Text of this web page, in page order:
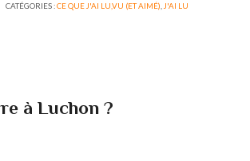
CATÉGORIES :CE QUE J'AI LU,VU (ET AIMÉ) J'AI LU
à Luchon ?